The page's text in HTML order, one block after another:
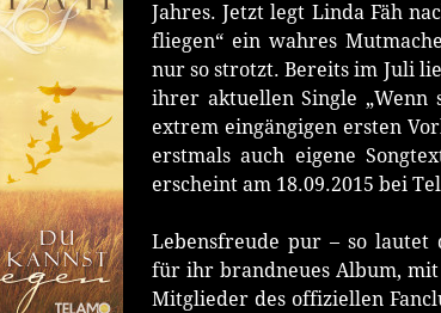
Jahres. Jetzt legt Linda Fäh
fliegen“ ein wahres
nur so strotzt. Bereits im Juli
ihrer aktuellen Single „Wenn
extrem eingängigen ersten
erstmals auch eigene
erscheint am 18.09.2015 bei
Lebensfreude pur – so
für ihr brandneues Album, mit
Mitglieder des offiziellen